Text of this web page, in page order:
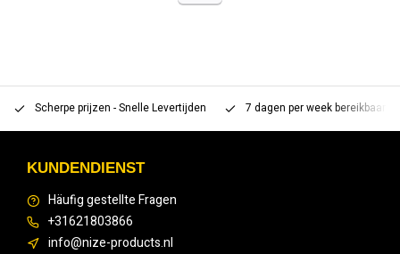
Scherpe prijzen - Snelle Levertijden 7 dagen per week bereikbaar
KUNDENDIENST
Häufig gestellte Fragen
+31621803866
info@nize-products.nl